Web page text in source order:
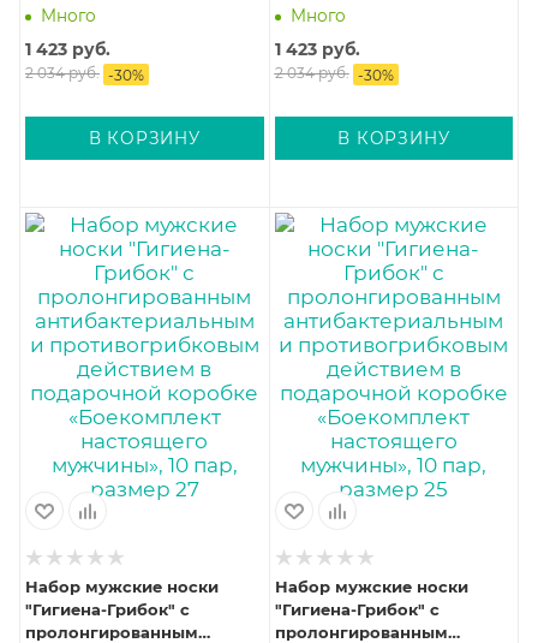
антибактериальным и
противогрибковым
действием в подарочной
коробке «Боекомплект
пар, размер 31
Много
1 423 руб.
2 034руб. -30%
В КОРЗИНУ
антибактериальным и
противогрибковым
действием в подарочной
коробке «Боекомплект
пар, размер 29
Много
1 423руб.
2 034руб. -30%
В КОРЗИНУ
Набор мужские носки
"Гигиена-Грибок" с
пролонгированным
Набор мужские носки
"Гигиена-Грибок" с
пролонгированным